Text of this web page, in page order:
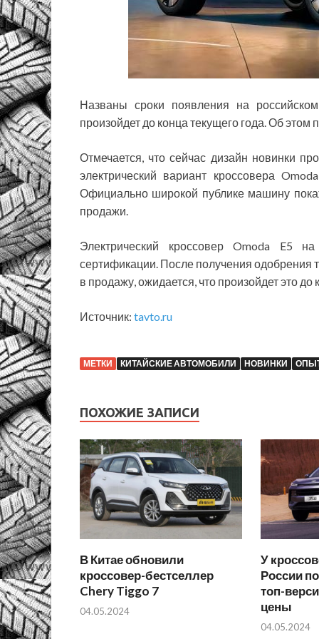
Названы сроки появления на
произойдет до конца текущего года. Об этом
Отмечается, что сейчас дизайн новинки
электрический вариант кроссовера
Официально широкой публике машину
продажи.
Электрический кроссовер Omoda E5
сертификации. После получения одобрения
в продажу, ожидается, что произойдет это до
Источник: tavto.ru
МЕТКИ КИТАЙСКИЕ АВТОМОБИЛИ НОВИНКИ
ПОХОЖИЕ ЗАПИСИ
В Китае обновили
кроссовер-бестселлер
Chery Tiggo 7
04.05.2024
У
России
топ-
цены
04.05.2024